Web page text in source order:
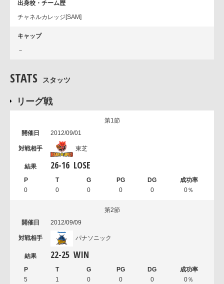
出身校・チーム歴
チャネルカレッジ[SAM]
キャップ
－
STATS スタッツ
リーグ戦
第1節
2012/09/01
東芝
26-16 LOSE
0 0 0 0 0 0％
第2節
2012/09/09
パナソニック
22-25 WIN
5 1 0 0 0 0％